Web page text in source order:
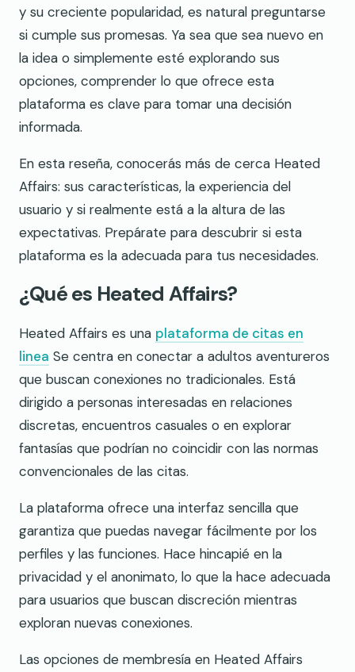
y su creciente popularidad, es natural preguntarse
si cumple sus promesas. Ya sea que sea nuevo en
la idea o simplemente esté explorando sus
opciones, comprender lo que ofrece esta
plataforma es clave para tomar una decisión
informada.
En esta reseña, conocerás más de cerca Heated
Affairs: sus características, la experiencia del
usuario y si realmente está a la altura de las
expectativas. Prepárate para descubrir si esta
plataforma es la adecuada para tus necesidades.
¿Qué es Heated Affairs?
Heated Affairs es una plataforma de citas en
linea Se centra en conectar a adultos aventureros
que buscan conexiones no tradicionales. Está
dirigido a personas interesadas en relaciones
discretas, encuentros casuales o en explorar
fantasías que podrían no coincidir con las normas
convencionales de las citas.
La plataforma ofrece una interfaz sencilla que
garantiza que puedas navegar fácilmente por los
perfiles y las funciones. Hace hincapié en la
privacidad y el anonimato, lo que la hace adecuada
para usuarios que buscan discreción mientras
exploran nuevas conexiones.
Las opciones de membresía en Heated Affairs